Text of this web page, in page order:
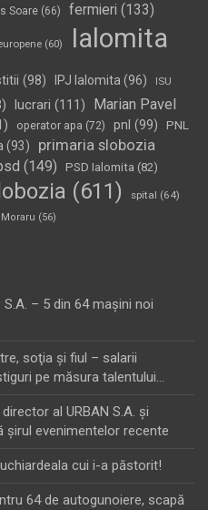
Soare (66) fermieri (133)
(60)
Ialomita
(98) IPJ Ialomita (96) ISU
lucrari (111)
Marian Pavel
operator apa (72) pnl (99)
PNL
(93)
primaria slobozia
(149) PSD Ialomita (82)
(611) spital (64)
(56)
S.A. – 5 din 64 maşini noi
soţia şi fiul – salarii
pe măsura talentului…
director al URBAN S.A. şi
şirul evenimentelor recente
cui i-a păstorit!
64 de autogunoiere, scapă